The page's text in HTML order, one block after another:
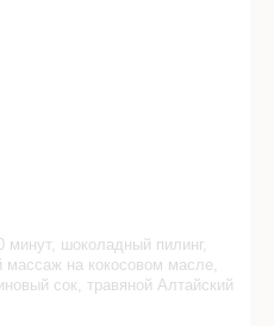
шоколадный пилинг,
на кокосовом масле,
сок, травяной Алтайский